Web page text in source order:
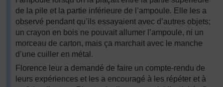
de la pile et la partie inférieure de l’ampoule. Elle les a
observé pendant qu’ils essayaient avec d’autres objets;
un crayon en bois ne pouvait allumer l’ampoule, ni un
morceau de carton, mais ça marchait avec le manche
d’une cuiller en métal.
Florence leur a demandé de faire un compte-rendu de
leurs expériences et les a encouragé à les répéter et à